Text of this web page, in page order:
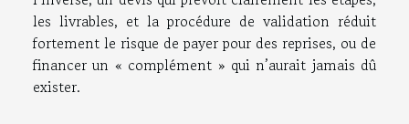
les livrables, et la procédure de validation réduit
fortement le risque de payer pour des reprises, ou de
financer un « complément » qui n’aurait jamais dû
exister.